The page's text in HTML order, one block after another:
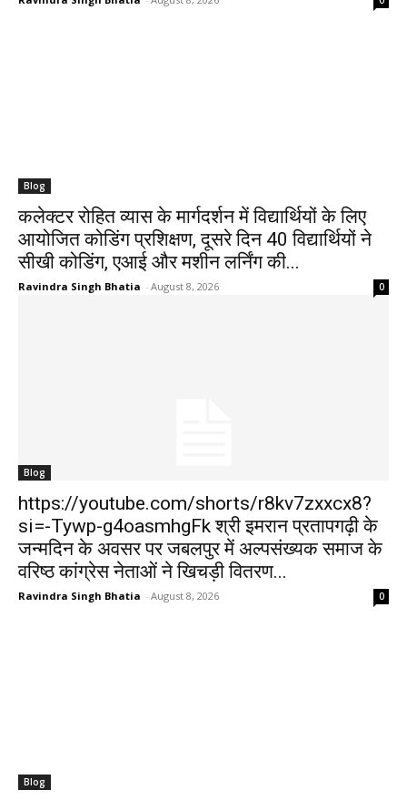
Blog
कलेक्टर रोहित व्यास के मार्गदर्शन में विद्यार्थियों के लिए
आयोजित कोडिंग प्रशिक्षण, दूसरे दिन 40 विद्यार्थियों ने
सीखी कोडिंग, एआई और मशीन लर्निंग की...
Ravindra Singh Bhatia - August 8, 2026 0
Blog
https://youtube.com/shorts/r8kv7zxxcx8?
si=-Tywp-g4oasmhgFk श्री इमरान प्रतापगढ़ी के
जन्मदिन के अवसर पर जबलपुर में अल्पसंख्यक समाज के
वरिष्ठ कांग्रेस नेताओं ने खिचड़ी वितरण...
Ravindra Singh Bhatia - August 8, 2026 0
Blog